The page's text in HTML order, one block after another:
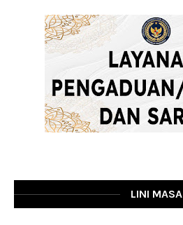
LINI MASA